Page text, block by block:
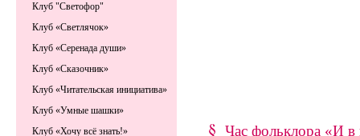
Час фольклора «И в
Клуб "Светофор"
Клуб «Светлячок»
Клуб «Серенада души»
Клуб «Сказочник»
Клуб «Читательская инициатива»
Клуб «Умные шашки»
Клуб «Хочу всё знать!»